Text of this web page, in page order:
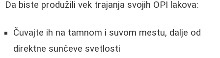
Da biste produžili vek trajanja svojih OPI lakova:
Čuvajte ih na tamnom i suvom mestu, dalje od
direktne sunčeve svetlosti